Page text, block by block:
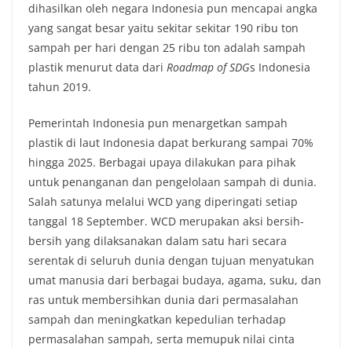
dihasilkan oleh negara Indonesia pun mencapai angka
yang sangat besar yaitu sekitar sekitar 190 ribu ton
sampah per hari dengan 25 ribu ton adalah sampah
plastik menurut data dari Roadmap of SDGs Indonesia
tahun 2019.
Pemerintah Indonesia pun menargetkan sampah
plastik di laut Indonesia dapat berkurang sampai 70%
hingga 2025. Berbagai upaya dilakukan para pihak
untuk penanganan dan pengelolaan sampah di dunia.
Salah satunya melalui WCD yang diperingati setiap
tanggal 18 September. WCD merupakan aksi bersih-
bersih yang dilaksanakan dalam satu hari secara
serentak di seluruh dunia dengan tujuan menyatukan
umat manusia dari berbagai budaya, agama, suku, dan
ras untuk membersihkan dunia dari permasalahan
sampah dan meningkatkan kepedulian terhadap
permasalahan sampah, serta memupuk nilai cinta